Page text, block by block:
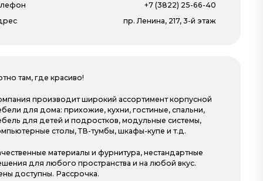
КУПЕ-СТИЛЬ
+7 (3822) 25-66-40
пр. Ленина, 217, 3-й этаж
там, где красиво!
производит широкий ассортимент корпусной
для дома: прихожие, кухни, гостиные, спальни,
для детей и подростков, модульные системы,
столы, ТВ-тумбы, шкафы-купе и т.д.
материалы и фурнитура, нестандартные
для любого пространства и на любой вкус.
доступны. Рассрочка.